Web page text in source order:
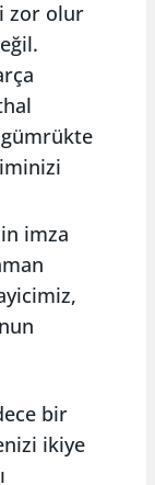
zor olur
imza
bir
ikiye